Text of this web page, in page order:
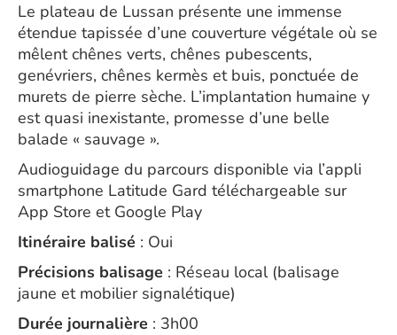
Le plateau de Lussan présente une immense
étendue tapissée d’une couverture végétale où se
mêlent chênes verts, chênes pubescents,
genévriers, chênes kermès et buis, ponctuée de
murets de pierre sèche. L’implantation humaine y
est quasi inexistante, promesse d’une belle
balade « sauvage ».
Audioguidage du parcours disponible via l’appli
smartphone Latitude Gard téléchargeable sur
App Store et Google Play
Itinéraire balisé : Oui
Précisions balisage : Réseau local (balisage
jaune et mobilier signalétique)
Durée journalière : 3h00